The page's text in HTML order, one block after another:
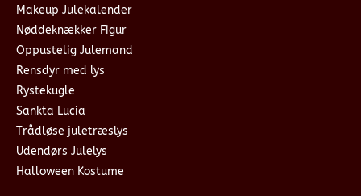
Makeup Julekalender
Nøddeknækker Figur
Oppustelig Julemand
Rensdyr med lys
Rystekugle
Sankta Lucia
Trådløse juletræslys
Udendørs Julelys
Halloween Kostume